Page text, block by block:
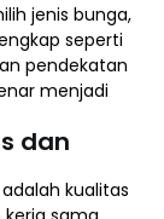
jenis bunga,
seperti
pendekatan
menjadi
dan
kualitas